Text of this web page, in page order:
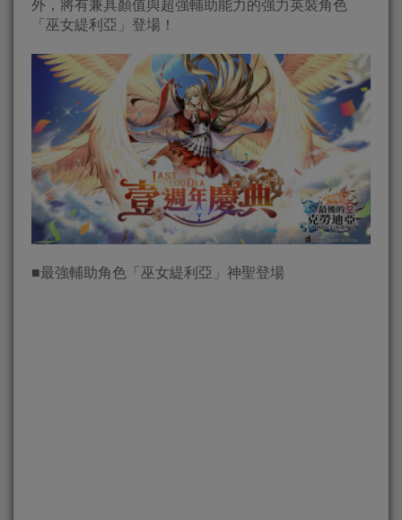
外，將有兼具顏值與超強輔助能力的強力英裝角色
「巫女緹利亞」登場！
■最強輔助角色「巫女緹利亞」神聖登場